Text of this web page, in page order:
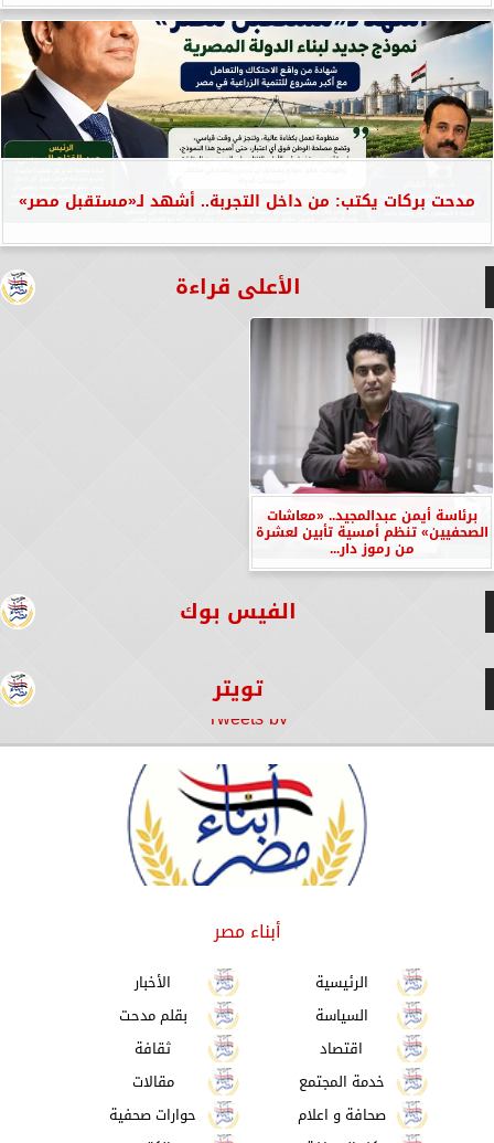
مدحت بركات يكتب: من داخل التجربة.. أشهد لـ«مستقبل مصر»
الأعلى قراءة
برئاسة أيمن عبدالمجيد.. «معاشات
الصحفيين» تنظم أمسية تأبين لعشرة
من رموز دار...
الفيس بوك
تويتر
Tweets by
أبناء مصر
الرئيسية
الأخبار
السياسة
بقلم مدحت
اقتصاد
ثقافة
خدمة المجتمع
مقالات
صحافة و اعلام
حوارات صحفية